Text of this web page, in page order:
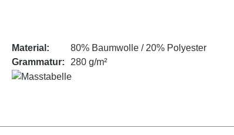
Material:
80% Baumwolle / 20% Polyester
Grammatur:
280 g/m²